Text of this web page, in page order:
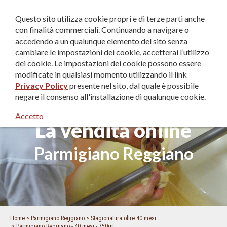
La vendita online
Parmigiano Reggiano
Home Parmigiano Reggiano
Stagionatura oltre 40 mesi
Questo sito utilizza cookie propri e di terze parti anche
con finalità commerciali. Continuando a navigare o
accedendo a un qualunque elemento del sito senza
cambiare le impostazioni dei cookie, accetterai l’utilizzo
dei cookie. Le impostazioni dei cookie possono essere
modificate in qualsiasi momento utilizzando il link
Privacy Policypresente nel sito, dal quale è possibile
negare il consenso all'installazione di qualunque cookie.
Accetto